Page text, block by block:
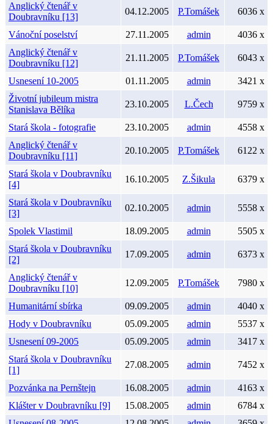
Anglický čtenář v
Doubravníku [13]
04.12.2005 P.Tomášek 6036 x
Vánoční poselství 27.11.2005 admin
4036 x
Anglický čtenář v
Doubravníku [12]
21.11.2005 P.Tomášek 6043 x
Usnesení 10-2005 01.11.2005 admin
3421 x
Životní jubileum mistra
Stanislava Bělíka
23.10.2005 L.Čech 9759 x
Stará škola - fotografie 23.10.2005 admin
4558 x
Anglický čtenář v
Doubravníku [11]
20.10.2005 P.Tomášek 6122 x
Stará škola v Doubravníku
[4]
16.10.2005 Z.Šikula 6379 x
Stará škola v Doubravníku
[3]
02.10.2005 admin 5558 x
Spolek Vlastimil 18.09.2005 admin
5505 x
Stará škola v Doubravníku
[2]
17.09.2005 admin 6373 x
Anglický čtenář v
Doubravníku [10]
12.09.2005 P.Tomášek 7980 x
Humanitární sbírka 09.09.2005 admin
4040 x
Hody v Doubravníku
05.09.2005 admin
5537 x
Usnesení 09-2005
05.09.2005 admin
3417 x
Stará škola v Doubravníku
[1]
27.08.2005 admin 7452 x
Pozvánka na Pernštejn 16.08.2005 admin
4163 x
Klášter v Doubravníku [9]
15.08.2005 admin
6784 x